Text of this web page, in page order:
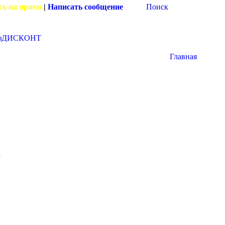
на прием | Написать сообщение Поиск
Главная